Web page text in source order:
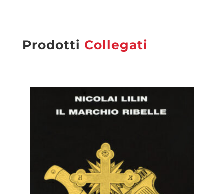
Prodotti Collegati